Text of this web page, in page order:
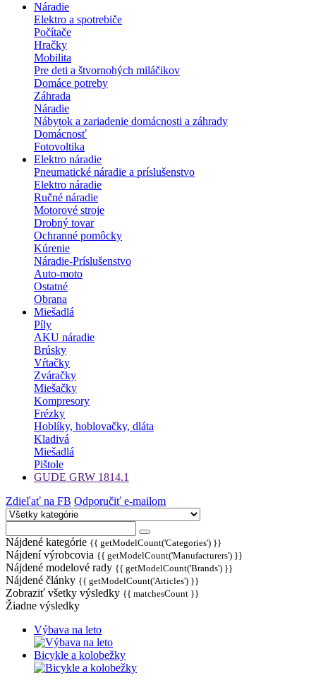
Náradie
Elektro a spotrebiče
Počítače
Hračky
Mobilita
Pre deti a štvornohých miláčikov
Domáce potreby
Záhrada
Náradie
Nábytok a zariadenie domácnosti a záhrady
Domácnosť
Fotovoltika
Elektro náradie
Pneumatické náradie a príslušenstvo
Elektro náradie
Ručné náradie
Motorové stroje
Drobný tovar
Ochranné pomôcky
Kúrenie
Náradie-Príslušenstvo
Auto-moto
Ostatné
Obrana
Miešadlá
Píly
AKU náradie
Brúsky
Vŕtačky
Zváračky
Miešačky
Kompresory
Frézky
Hoblíky, hoblovačky, dláta
Kladivá
Miešadlá
Pištole
GUDE GRW 1814.1
Zdieľať na FB Odporučiť e-mailom
Nájdené kategórie {{ getModelCount('Categories') }}
Nájdení výrobcovia {{ getModelCount('Manufacturers') }}
Nájdené modelové rady {{ getModelCount('Brands') }}
Nájdené články {{ getModelCount('Articles') }}
Zobraziť všetky výsledky {{ matchesCount }}
Žiadne výsledky
Výbava na leto
Bicykle a kolobežky